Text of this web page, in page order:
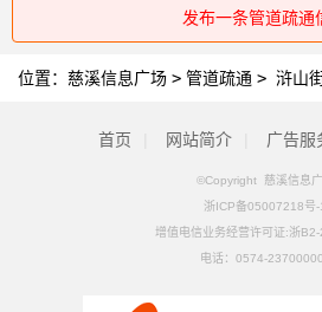
发布一条管道疏通
位置： 慈溪信息广场 > 管道疏通 > 浒山
首页 网站简介 广告服
©Copyright 慈溪信息
浙ICP备05007218号-
增值电信业务经营许可证:浙
电话： 0574-23700000